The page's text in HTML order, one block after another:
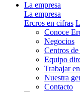
La empresa
La empresa
Ercros en cifras
Conoce
Negocios
Centros
Equipo
Trabajar
Nuestra
Contacto